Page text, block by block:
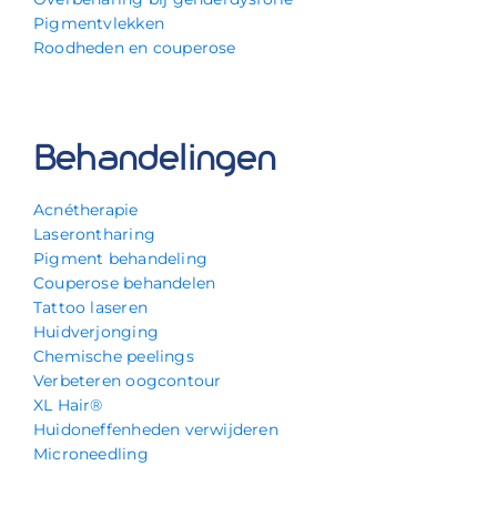
Pigmentvlekken
Roodheden en couperose
Behandelingen
Acnétherapie
Laserontharing
Pigment behandeling
Couperose behandelen
Tattoo laseren
Huidverjonging
Chemische peelings
Verbeteren oogcontour
XL Hair®
Huidoneffenheden verwijderen
Microneedling